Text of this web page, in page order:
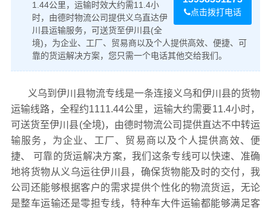
点击拨打电话
1.44公里，运输时效大约需11.4小
时，由德时物流公司提供义乌直达伊
川县运输服务，可送货至伊川县(全
境)，为企业、工厂、贸易商以及个人提供高效、便捷、可
靠的货运解决方案，您只需一个电话其他交给我们。
义乌到伊川县物流专线是一条连接义乌和伊川县的货物
运输线路，全程约1111.44公里，运输大约需要11.4小时，
可送货至伊川县(全境)， 由德时物流公司提供直达不中转运
输服务，为企业、工厂、贸易商以及个人提供高效、便
捷、 可靠的货运解决方案，我们这条专线可以快速、准确
地将货物从义乌运往伊川县，确保货物能及时的交付，我
公司还能够根据客户的需求提供个性化的物流货运，无论
是整车运输还是零担专线，特种车大件运输都能够满足客